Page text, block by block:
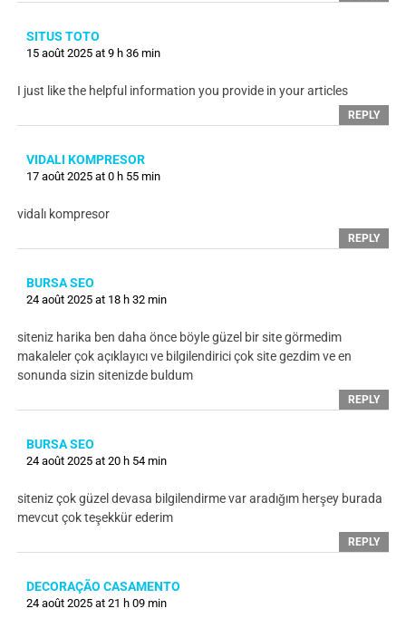
SITUS TOTO
15 août 2025 at 9 h 36 min
I just like the helpful information you provide in your articles
REPLY
VIDALI KOMPRESOR
17 août 2025 at 0 h 55 min
vidalı kompresor
REPLY
BURSA SEO
24 août 2025 at 18 h 32 min
siteniz harika ben daha önce böyle güzel bir site görmedim
makaleler çok açıklayıcı ve bilgilendirici çok site gezdim ve en
sonunda sizin sitenizde buldum
REPLY
BURSA SEO
24 août 2025 at 20 h 54 min
siteniz çok güzel devasa bilgilendirme var aradığım herşey burada
mevcut çok teşekkür ederim
REPLY
DECORAÇÃO CASAMENTO
24 août 2025 at 21 h 09 min